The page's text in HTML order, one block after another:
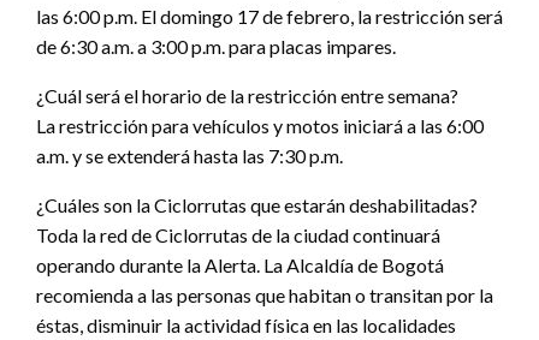
las 6:00 p.m. El domingo 17 de febrero, la restricción será
de 6:30 a.m. a 3:00 p.m. para placas impares.
¿Cuál será el horario de la restricción entre semana?
La restricción para vehículos y motos iniciará a las 6:00
a.m. y se extenderá hasta las 7:30 p.m.
¿Cuáles son la Ciclorrutas que estarán deshabilitadas?
Toda la red de Ciclorrutas de la ciudad continuará
operando durante la Alerta. La Alcaldía de Bogotá
recomienda a las personas que habitan o transitan por la
éstas, disminuir la actividad física en las localidades